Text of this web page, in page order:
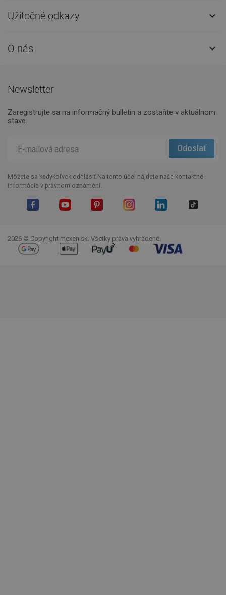
Užitočné odkazy 
O nás 
Newsletter
Zaregistrujte sa na informačný bulletin a zostaňte v aktuálnom
stave.
Môžete sa kedykoľvek odhlásiť.Na tento účel nájdete naše kontaktné
informácie v právnom oznámení.
2026 © Copyright mexen.sk. Všetky práva vyhradené.